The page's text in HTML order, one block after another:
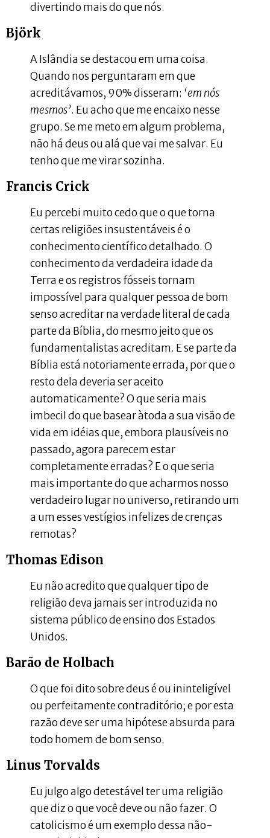
divertindo mais do que nós.
Björk
A Islândia se destacou em uma coisa.
Quando nos perguntaram em que
acreditávamos, 90% disseram: ‘em nós
mesmos’. Eu acho que me encaixo nesse
grupo. Se me meto em algum problema,
não há deus ou alá que vai me salvar. Eu
tenho que me virar sozinha.
Francis Crick
Eu percebi muito cedo que o que torna
certas religiões insustentáveis é o
conhecimento científico detalhado. O
conhecimento da verdadeira idade da
Terra e os registros fósseis tornam
impossível para qualquer pessoa de bom
senso acreditar na verdade literal de cada
parte da Bíblia, do mesmo jeito que os
fundamentalistas acreditam. E se parte da
Bíblia está notoriamente errada, por que o
resto dela deveria ser aceito
automaticamente? O que seria mais
imbecil do que basear àtoda a sua visão de
vida em idéias que, embora plausíveis no
passado, agora parecem estar
completamente erradas? E o que seria
mais importante do que acharmos nosso
verdadeiro lugar no universo, retirando um
a um esses vestígios infelizes de crenças
remotas?
Thomas Edison
Eu não acredito que qualquer tipo de
religião deva jamais ser introduzida no
sistema público de ensino dos Estados
Unidos.
Barão de Holbach
O que foi dito sobre deus é ou ininteligível
ou perfeitamente contraditório; e por esta
razão deve ser uma hipótese absurda para
todo homem de bom senso.
Linus Torvalds
Eu julgo algo detestável ter uma religião
que diz o que você deve ou não fazer. O
catolicismo é um exemplo dessa não-